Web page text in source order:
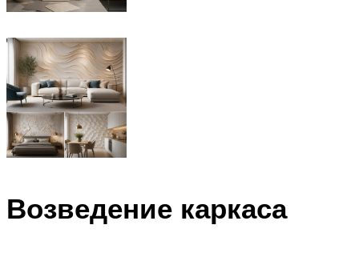
Возведение каркаса